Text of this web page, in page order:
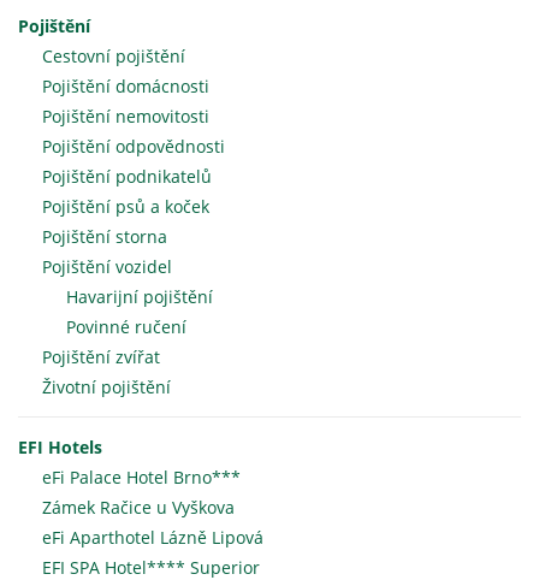
Pojištění
Cestovní pojištění
Pojištění domácnosti
Pojištění nemovitosti
Pojištění odpovědnosti
Pojištění podnikatelů
Pojištění psů a koček
Pojištění storna
Pojištění vozidel
Havarijní pojištění
Povinné ručení
Pojištění zvířat
Životní pojištění
EFI Hotels
eFi Palace Hotel Brno***
Zámek Račice u Vyškova
eFi Aparthotel Lázně Lipová
EFI SPA Hotel**** Superior